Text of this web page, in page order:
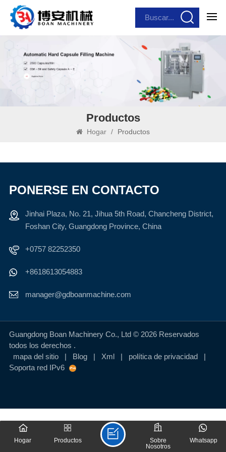
Productos
Hogar / Productos
PONERSE EN CONTACTO
Jinhai Plaza, No. 21, Jihua 5th Road, Chancheng District,
Foshan City, Guangdong Province, China
+0757 82252350
+8618613054883
manager@gdboanmachine.com
Guangdong Boan Machinery Co., Ltd © 2026 Reservados
todos los derechos .
mapa del sitio
| Blog | Xml | política de privacidad
|
Soporta red IPv6
Hogar Productos Whatsapp
Sobre
Nosotros